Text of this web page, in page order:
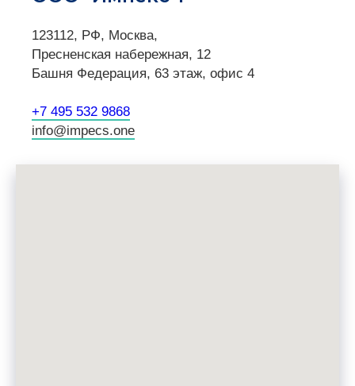
123112, РФ, Москва,
Пресненская набережная, 12
Башня Федерация, 63 этаж, офис 4
+7 495 532 9868
info@impecs.one